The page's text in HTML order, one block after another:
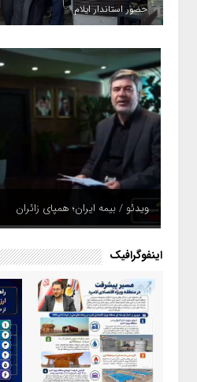
حضور استاندار ایلام
ویدئو / بیمه ایران؛ همپای زائران
اینفوگرافیک